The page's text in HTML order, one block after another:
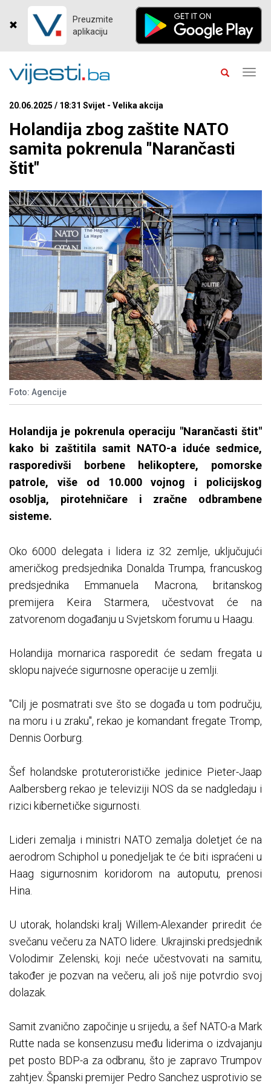
Preuzmite
aplikaciju
20.06.2025 / 18:31 Svijet - Velika akcija
Holandija zbog zaštite NATO
samita pokrenula "Narančasti
štit"
Foto: Agencije
Holandija je pokrenula operaciju "Narančasti štit"
kako bi zaštitila samit NATO-a iduće sedmice,
rasporedivši borbene helikoptere, pomorske
patrole, više od 10.000 vojnog i policijskog
osoblja, pirotehničare i zračne odbrambene
sisteme.
Oko 6000 delegata i lidera iz 32 zemlje, uključujući
američkog predsjednika Donalda Trumpa, francuskog
predsjednika Emmanuela Macrona, britanskog
premijera Keira Starmera, učestvovat će na
zatvorenom događanju u Svjetskom forumu u Haagu.
Holandija mornarica rasporedit će sedam fregata u
sklopu najveće sigurnosne operacije u zemlji.
"Cilj je posmatrati sve što se događa u tom području,
na moru i u zraku", rekao je komandant fregate Tromp,
Dennis Oorburg.
Šef holandske protuterorističke jedinice Pieter-Jaap
Aalbersberg rekao je televiziji NOS da se nadgledaju i
rizici kibernetičke sigurnosti.
Lideri zemalja i ministri NATO zemalja doletjet će na
aerodrom Schiphol u ponedjeljak te će biti ispraćeni u
Haag sigurnosnim koridorom na autoputu, prenosi
Hina.
U utorak, holandski kralj Willem-Alexander priredit će
svečanu večeru za NATO lidere. Ukrajinski predsjednik
Volodimir Zelenski, koji neće učestvovati na samitu,
također je pozvan na večeru, ali još nije potvrdio svoj
dolazak.
Samit zvanično započinje u srijedu, a šef NATO-a Mark
Rutte nada se konsenzusu među liderima o izdvajanju
pet posto BDP-a za odbranu, što je zapravo Trumpov
zahtjev. Španski premijer Pedro Sanchez usprotivio se